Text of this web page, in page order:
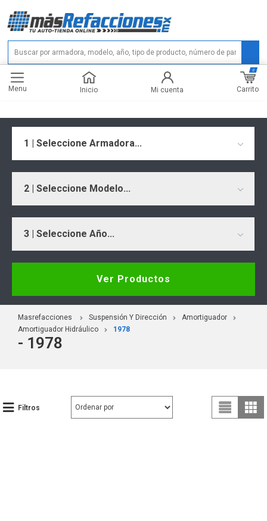
Menu Inicio Mi cuenta Carrito
0
1 | Seleccione Armadora...
2 | Seleccione Modelo...
3 | Seleccione Año...
Ver Productos
Masrefacciones Suspensión Y Dirección
Amortiguador
Amortiguador Hidráulico
1978
- 1978
Filtros